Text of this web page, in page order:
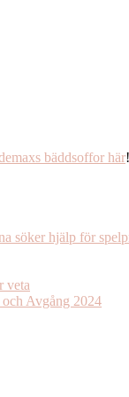
bäddsoffor här!
söker hjälp för
veta
Avgång 2024